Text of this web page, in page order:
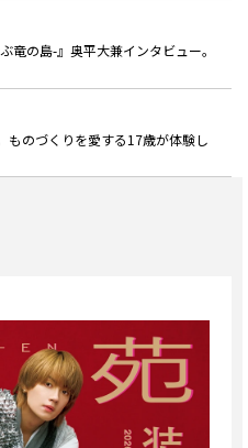
竜の島-』奥平大兼インタビュー。
ものづくりを愛する17歳が体験し